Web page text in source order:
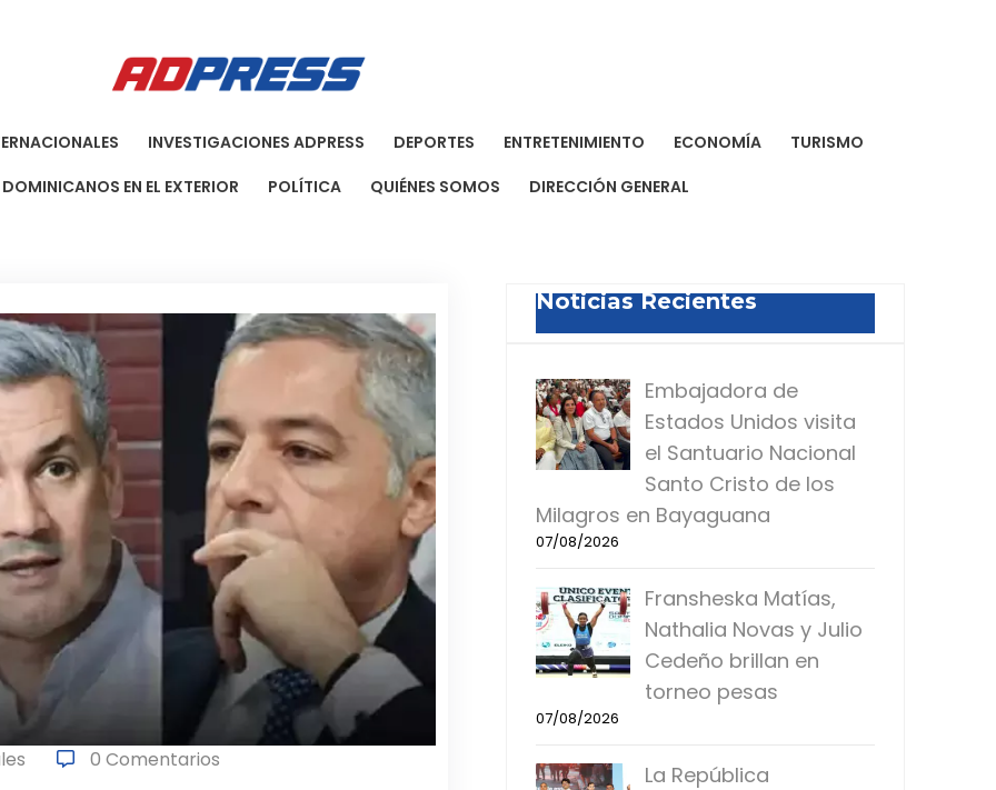
INVESTIGACIONES ADPRESS DEPORTES ENTRETENIMIENTO ECONOMÍA
TURISMO
DOMINICANOS EN EL EXTERIOR POLÍTICA QUIÉNES SOMOS
DIRECCIÓN GENERAL
0 Comentarios
Noticias Recientes
Embajadora de
Estados Unidos visita
el Santuario Nacional
Santo Cristo de los
Milagros en Bayaguana
07/08/2026
Fransheska Matías,
Nathalia Novas y Julio
Cedeño brillan en
torneo pesas
07/08/2026
La República